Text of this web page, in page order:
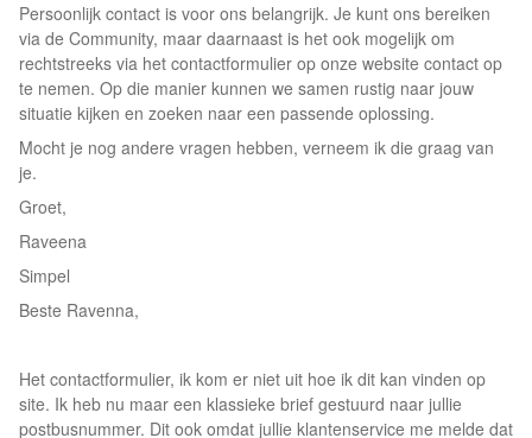
Persoonlijk contact is voor ons belangrijk. Je kunt ons bereiken
via de Community, maar daarnaast is het ook mogelijk om
rechtstreeks via het contactformulier op onze website contact op
te nemen. Op die manier kunnen we samen rustig naar jouw
situatie kijken en zoeken naar een passende oplossing.
Mocht je nog andere vragen hebben, verneem ik die graag van
je.
Groet,
Raveena
Simpel
Beste Ravenna,
Het contactformulier, ik kom er niet uit hoe ik dit kan vinden op
site. Ik heb nu maar een klassieke brief gestuurd naar jullie
postbusnummer. Dit ook omdat jullie klantenservice me melde dat